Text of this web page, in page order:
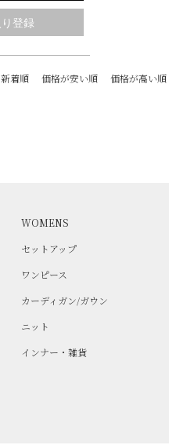
新着順 価格が安い順 価格が高い順
WOMENS
セットアップ
ワンピース
カーディガン/ガウン
ニット
インナー・雑貨